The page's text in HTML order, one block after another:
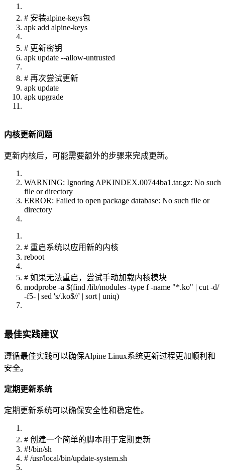
# 安装alpine-keys包
apk add alpine-keys
# 更新密钥
apk update --allow-untrusted
# 再次尝试更新
apk update
apk upgrade
内核更新问题
更新内核后，可能需要额外的步骤来完成更新。
WARNING: Ignoring APKINDEX.00744ba1.tar.gz: No such
file or directory
ERROR: Failed to open package database: No such file or
directory
# 重启系统以应用新的内核
reboot
# 如果无法重启，尝试手动加载内核模块
modprobe -a $(find /lib/modules -type f -name "*.ko" | cut -d/
-f5- | sed 's/.ko$//' | sort | uniq)
最佳实践建议
遵循最佳实践可以确保Alpine Linux系统更新过程更加顺利和
安全。
定期更新系统
定期更新系统可以确保安全性和稳定性。
# 创建一个简单的脚本用于定期更新
#!/bin/sh
# /usr/local/bin/update-system.sh